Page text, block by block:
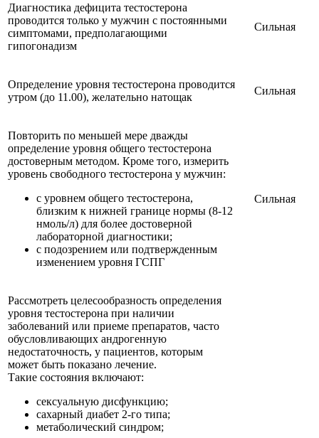
Диагностика дефицита тестостерона
проводится только у мужчин с постоянными
симптомами, предполагающими
гипогонадизм
Сильная
Определение уровня тестостерона проводится
утром (до 11.00), желательно натощак
Сильная
Повторить по меньшей мере дважды
определение уровня общего тестостерона
достоверным методом. Кроме того, измерить
уровень свободного тестостерона у мужчин:
с уровнем общего тестостерона,
близким к нижней границе нормы (8-12
нмоль/л) для более достоверной
лабораторной диагностики;
с подозрением или подтвержденным
изменением уровня ГСПГ
Сильная
Рассмотреть целесообразность определения
уровня тестостерона при наличии
заболеваний или приеме препаратов, часто
обусловливающих андрогенную
недостаточность, у пациентов, которым
может быть показано лечение.
Такие состояния включают:
сексуальную дисфункцию;
сахарный диабет 2-го типа;
метаболический синдром;